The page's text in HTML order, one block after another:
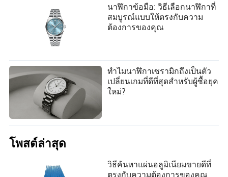
นาฬิกาข้อมือ: วิธีเลือกนาฬิกาที่
สมบูรณ์แบบให้ตรงกับความ
ต้องการของคุณ
ทำไมนาฬิกาเซรามิกถึงเป็นตัว
เปลี่ยนเกมที่ดีที่สุดสำหรับผู้ซื้อยุค
ใหม่?
โพสต์ล่าสุด
วิธีค้นหาแผ่นอลูมิเนียมขายดีที่
ตรงกับความต้องการของคุณ